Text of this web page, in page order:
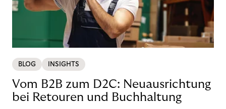
BLOG INSIGHTS
Vom B2B zum D2C: Neuausrichtung
bei Retouren und Buchhaltung